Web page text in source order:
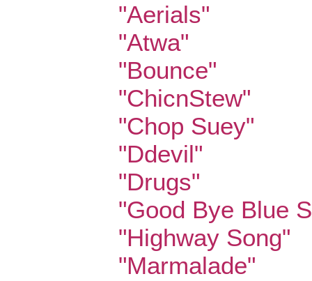
"Aerials"
"Atwa"
"Bounce"
"ChicnStew"
"Chop Suey"
"Ddevil"
"Drugs"
"Good Bye Blue
"Highway Song"
"Marmalade"